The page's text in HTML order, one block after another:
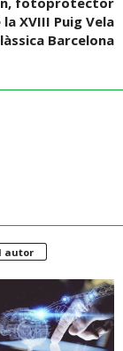
XVIII Puig Vela
Barcelona
autor